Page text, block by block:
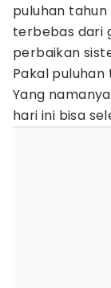
puluhan
terbebas dari
perbaikan
Pakal puluhan
Yang
hari ini bisa